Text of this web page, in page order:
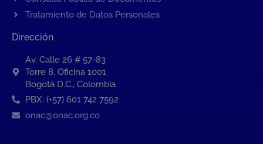
Tratamiento de Datos Personales
Dirección
Av. Calle 26 # 57-83
Torre 8, Oficina 1001
Bogotá D.C., Colombia
PBX: (+57) 601 742 7592
onac@onac.org.co